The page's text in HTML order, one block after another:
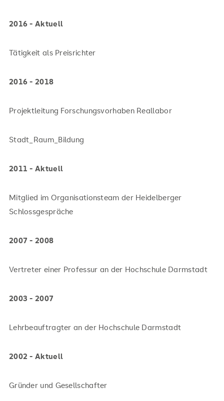
2016 - Aktuell
Tätigkeit als Preisrichter
2016 - 2018
Projektleitung Forschungsvorhaben Reallabor
Stadt_Raum_Bildung
2011 - Aktuell
Mitglied im Organisationsteam der Heidelberger
Schlossgespräche
2007 - 2008
Vertreter einer Professur an der Hochschule Darmstadt
2003 - 2007
Lehrbeauftragter an der Hochschule Darmstadt
2002 - Aktuell
Gründer und Gesellschafter